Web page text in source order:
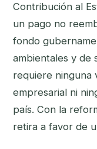
Contribución al
un pago no
fondo
ambientales y de
requiere ninguna
empresarial ni
país. Con la
retira a favor de